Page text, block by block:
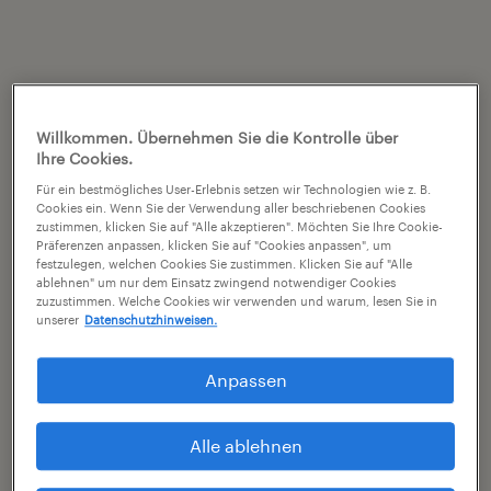
Willkommen. Übernehmen Sie die Kontrolle über
Ihre Cookies.
Für ein bestmögliches User-Erlebnis setzen wir Technologien wie z. B.
Cookies ein. Wenn Sie der Verwendung aller beschriebenen Cookies
zustimmen, klicken Sie auf "Alle akzeptieren". Möchten Sie Ihre Cookie-
Präferenzen anpassen, klicken Sie auf "Cookies anpassen", um
festzulegen, welchen Cookies Sie zustimmen. Klicken Sie auf "Alle
ablehnen" um nur dem Einsatz zwingend notwendiger Cookies
zuzustimmen. Welche Cookies wir verwenden und warum, lesen Sie in
unserer Datenschutzhinweisen.
Anpassen
Alle ablehnen